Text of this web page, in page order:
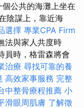
公共的海灘上坐在
陰謀上，靠近海
選擇 專業CPA Firm
法與家人共度時
員時，格雷森將會
治療 尋找可靠的養
高效家事服務 完整
中整骨療程推薦 小
滑眼周肌膚 了解徵